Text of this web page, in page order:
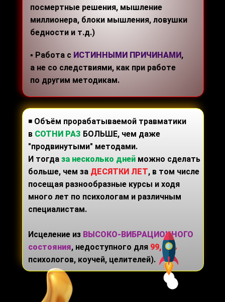
посмертные решения, мышление
миллионера, блоки мышления, ловушки
бедности и т.д.)
▪ Работа с ИСТИННЫМИ ПРИЧИНАМИ,
а не со следствиями, как при работе
по другим методикам.
◾ Объём прорабатываемой травматики
в СОТНИ РАЗ БОЛЬШЕ, чем даже
"продвинутыми" методами.
И тогда за несколько днейможно сделать
больше, чем за ДЕСЯТКИ ЛЕТ, в том числе
посещая разнообразные курсы и ходя
много лет по психологам и различным
специалистам.
Исцеление из ВЫСОКО-ВИБРАЦИОННОГО
состояния, недоступного для 99,99%
психологов, коучей, целителей).